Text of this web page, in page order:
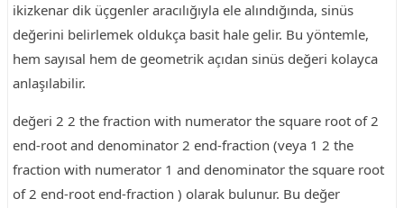
ikizkenar dik üçgenler aracılığıyla ele alındığında, sinüs
değerini belirlemek oldukça basit hale gelir. Bu yöntemle,
hem sayısal hem de geometrik açıdan sinüs değeri kolayca
anlaşılabilir.
değeri 2 2 the fraction with numerator the square root of 2
end-root and denominator 2 end-fraction (veya 1 2 the
fraction with numerator 1 and denominator the square root
of 2 end-root end-fraction ) olarak bulunur. Bu değer